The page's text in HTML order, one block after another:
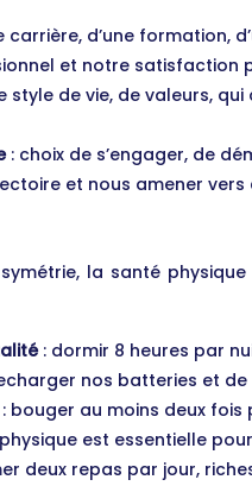
carrière, d’une formation,
et notre satisfaction
style de vie, de valeurs,
: choix de s’engager, de
et nous amener vers
la santé
: dormir 8 heures par
nos batteries et
: bouger au moins deux
physique est essentielle
deux repas par jour,